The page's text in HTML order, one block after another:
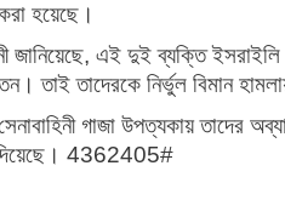
হয়েছে।
জানিয়েছে, এই দুই ব্যক্তি
তাই তাদেরকে নির্ভুল বিমান
গাজা উপত্যকায় তাদের
4362405#